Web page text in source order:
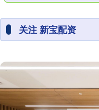
关注 新宝配资